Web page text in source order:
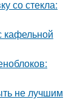
со стекла:
кафельной
не лучшим